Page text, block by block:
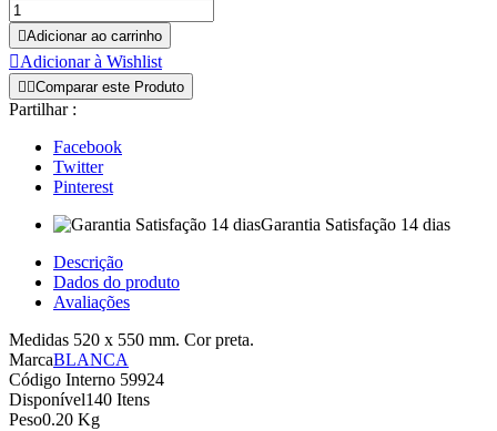
Adicionar ao carrinho
Adicionar à Wishlist
 Comparar este Produto
Partilhar :
Facebook
Twitter
Pinterest
Garantia Satisfação 14 dias
Descrição
Dados do produto
Avaliações
Medidas 520 x 550 mm. Cor preta.
MarcaBLANCA
Código Interno 59924
Disponível140 Itens
Peso0.20 Kg